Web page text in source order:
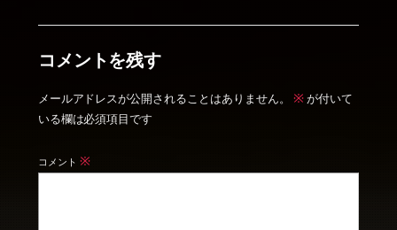
コメントを残す
メールアドレスが公開されることはありません。 ※ が付いて
いる欄は必須項目です
コメント ※